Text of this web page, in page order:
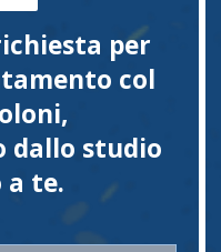
per
col
studio
a te.